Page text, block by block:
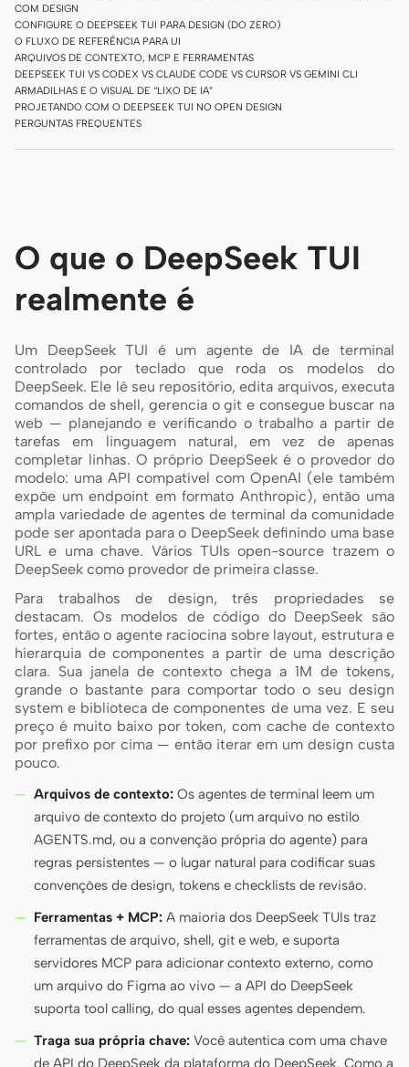
Sistemas
Moderadores Events
Discord Discussions
X
COM DESIGN
CONFIGURE O DEEPSEEK TUI PARA DESIGN (DO ZERO)
O FLUXO DE REFERÊNCIA PARA UI
ARQUIVOS DE CONTEXTO, MCP E FERRAMENTAS
DEEPSEEK TUI VS CODEX VS CLAUDE CODE VS CURSOR VS GEMINI CLI
ARMADILHAS E O VISUAL DE “LIXO DE IA”
PROJETANDO COM O DEEPSEEK TUI NO OPEN DESIGN
PERGUNTAS FREQUENTES
O que o DeepSeek TUI
realmente é
Um DeepSeek TUI é um agente de IA de terminal
controlado por teclado que roda os modelos do
DeepSeek. Ele lê seu repositório, edita arquivos, executa
comandos de shell, gerencia o git e consegue buscar na
web — planejando e verificando o trabalho a partir de
tarefas em linguagem natural, em vez de apenas
completar linhas. O próprio DeepSeek é o provedor do
modelo: uma API compatível com OpenAI (ele também
expõe um endpoint em formato Anthropic), então uma
ampla variedade de agentes de terminal da comunidade
pode ser apontada para o DeepSeek definindo uma base
URL e uma chave. Vários TUIs open-source trazem o
DeepSeek como provedor de primeira classe.
Para trabalhos de design, três propriedades se
destacam. Os modelos de código do DeepSeek são
fortes, então o agente raciocina sobre layout, estrutura e
hierarquia de componentes a partir de uma descrição
clara. Sua janela de contexto chega a 1M de tokens,
grande o bastante para comportar todo o seu design
system e biblioteca de componentes de uma vez. E seu
preço é muito baixo por token, com cache de contexto
por prefixo por cima — então iterar em um design custa
pouco.
Arquivos de contexto: Os agentes de terminal leem um
arquivo de contexto do projeto (um arquivo no estilo
AGENTS.md, ou a convenção própria do agente) para
regras persistentes — o lugar natural para codificar suas
convenções de design, tokens e checklists de revisão.
Ferramentas + MCP: A maioria dos DeepSeek TUIs traz
ferramentas de arquivo, shell, git e web, e suporta
servidores MCP para adicionar contexto externo, como
um arquivo do Figma ao vivo — a API do DeepSeek
suporta tool calling, do qual esses agentes dependem.
Traga sua própria chave: Você autentica com uma chave
de API do DeepSeek da plataforma do DeepSeek. Como a